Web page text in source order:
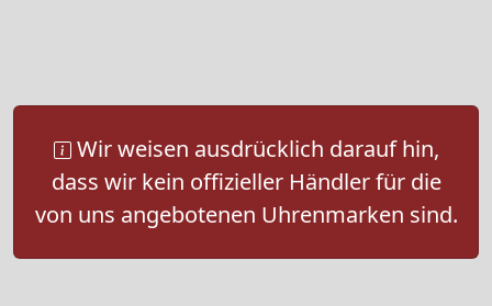
Wir weisen ausdrücklich darauf hin,
dass wir kein offizieller Händler für die
von uns angebotenen Uhrenmarken sind.